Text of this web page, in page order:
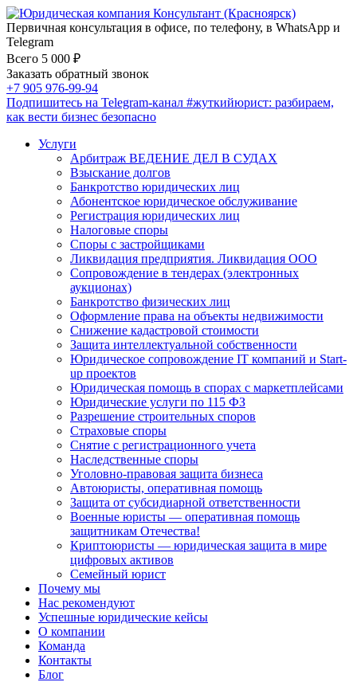
Первичная консультация в офисе, по телефону, в WhatsApp и
Telegram
Всего 5 000 ₽
Заказать обратный звонок
+7 905 976-99-94
Подпишитесь на Telegram-канал #жуткийюрист: разбираем,
как вести бизнес безопасно
Услуги
Арбитраж ВЕДЕНИЕ ДЕЛ В СУДАХ
Взыскание долгов
Банкротство юридических лиц
Абонентское юридическое обслуживание
Регистрация юридических лиц
Налоговые споры
Споры с застройщиками
Ликвидация предприятия. Ликвидация ООО
Сопровождение в тендерах (электронных
аукционах)
Банкротство физических лиц
Оформление права на объекты недвижимости
Снижение кадастровой стоимости
Защита интеллектуальной собственности
Юридическое сопровождение IT компаний и Start-
up проектов
Юридическая помощь в спорах с маркетплейсами
Юридические услуги по 115 ФЗ
Разрешение строительных споров
Страховые споры
Снятие с регистрационного учета
Наследственные споры
Уголовно-правовая защита бизнеса
Автоюристы, оперативная помощь
Защита от субсидиарной ответственности
Военные юристы — оперативная помощь
защитникам Отечества!
Криптоюристы — юридическая защита в мире
цифровых активов
Семейный юрист
Почему мы
Нас рекомендуют
Успешные юридические кейсы
О компании
Команда
Контакты
Блог